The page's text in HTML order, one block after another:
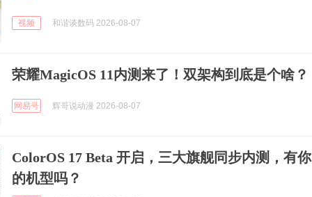
视频 和谐谈数码 2026-08-07
荣耀MagicOS 11内测来了！双架构到底是个啥？
网易号 辉哥说动漫 2026-08-07
ColorOS 17 Beta 开启，三大旗舰同步内测，有你
的机型吗？